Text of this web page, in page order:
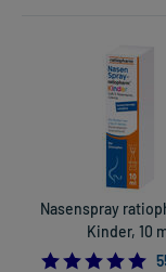
Nasenspray
Kinder, 10